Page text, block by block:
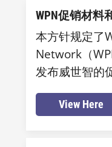
WPN促销材料
本方针规定了
Network（
发布威世智的
View Here